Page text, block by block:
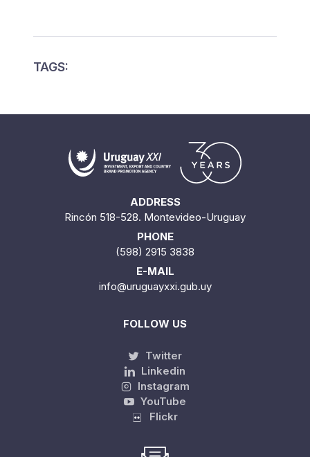
TAGS:
ADDRESS
Rincón 518-528. Montevideo-Uruguay
PHONE
(598) 2915 3838
E-MAIL
info@uruguayxxi.gub.uy
FOLLOW US
Twitter
Linkedin
Instagram
YouTube
Flickr